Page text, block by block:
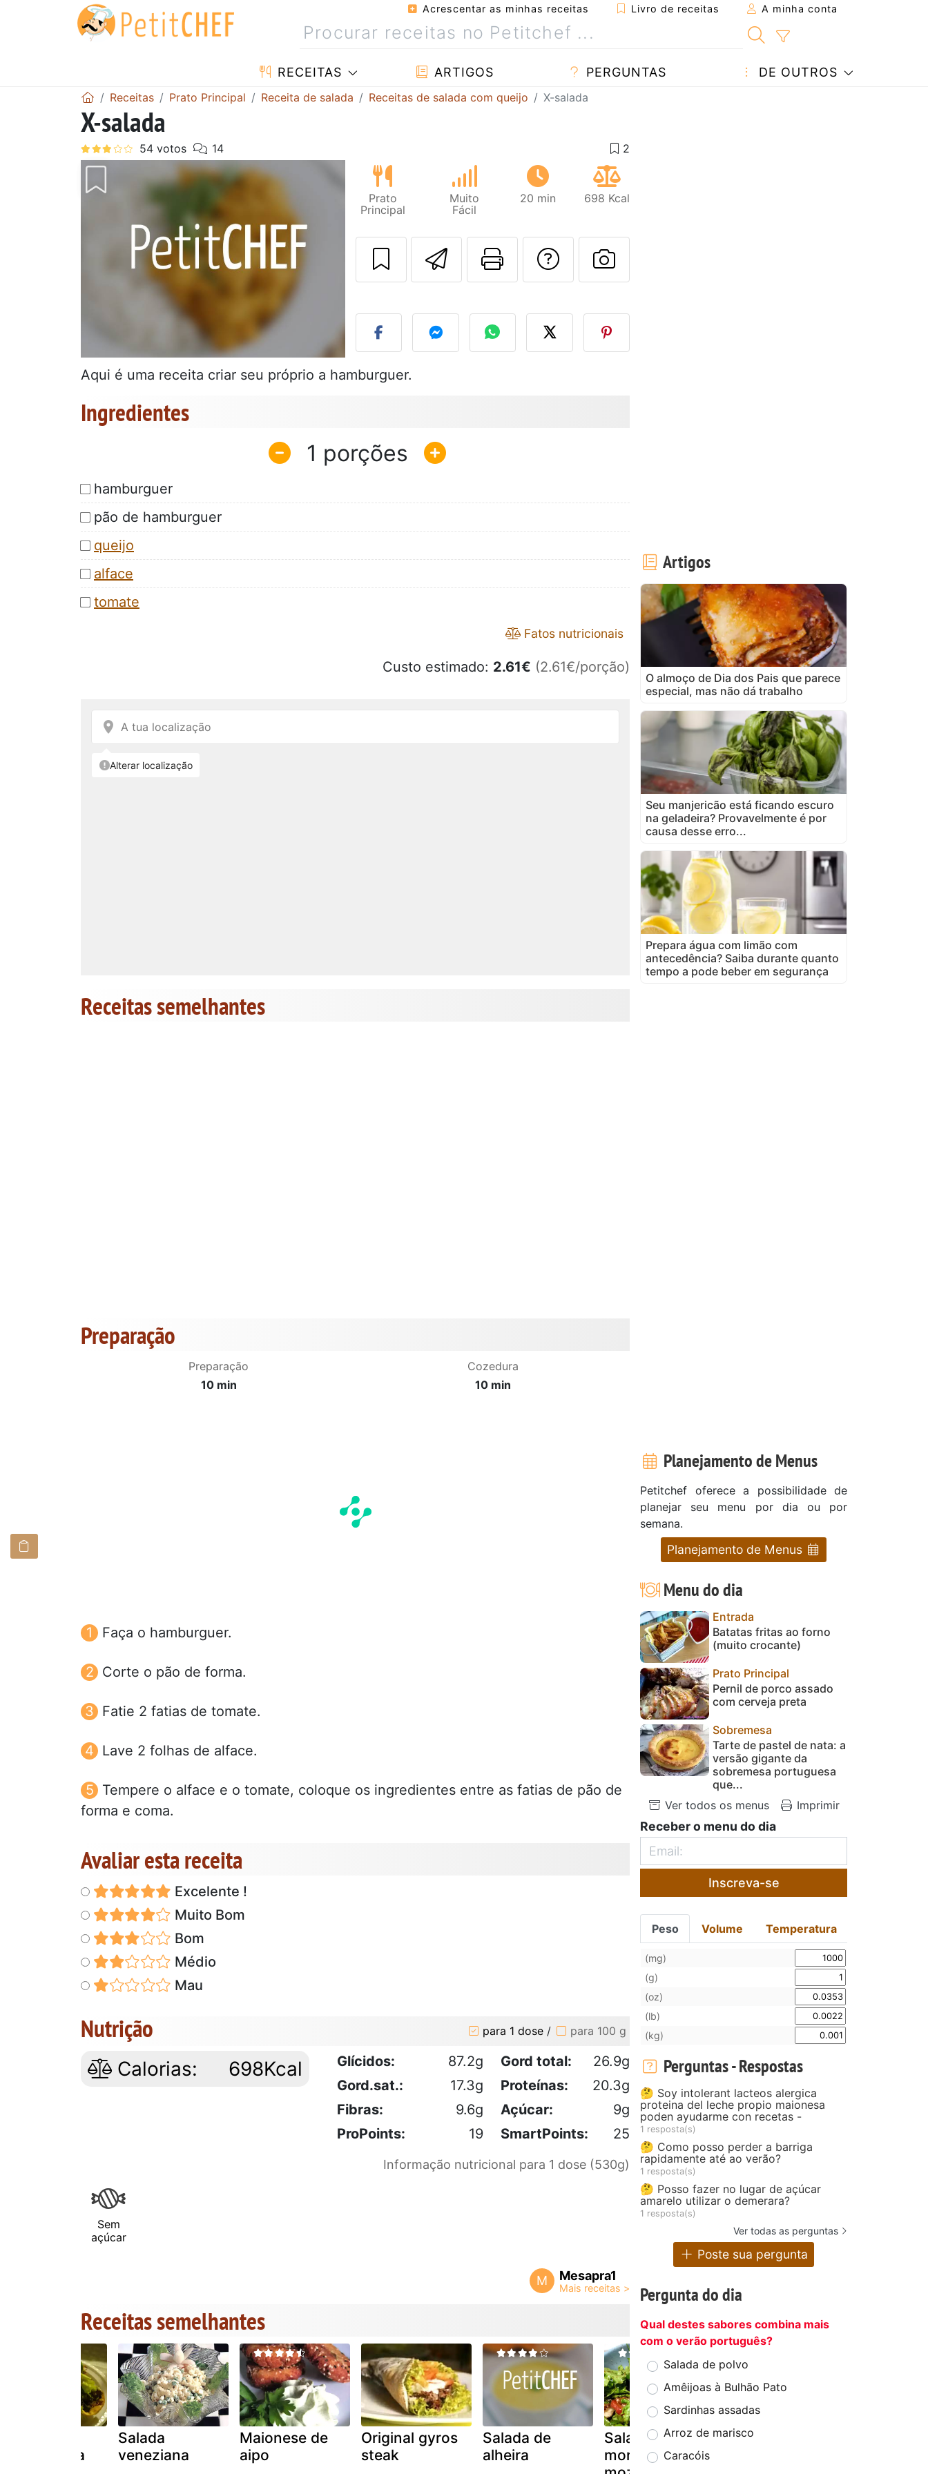
Acrescentar as minhas receitas Livro de receitas A minha conta
RECEITAS ARTIGOS PERGUNTAS DE OUTROS
Receitas Prato Principal Receita de salada Receitas de salada com queijo X-salada
X-salada
Prato
Principal
Muito
Fácil
20 min 698 Kcal
Enviar esta receita a um amigo
Imprima esta página
Falar com o autor da receita
Fez esta receita? Compartilhe
Aqui é uma receita criar seu próprio a hamburguer.
Ingredientes
1
hamburguer
pão de hamburguer
queijo
alface
tomate
Fatos nutricionais
Custo estimado: 2.61€ (2.61€/porção)
Receitas semelhantes
Preparação
Preparação
10 min
Cozedura
10 min
Faça o hamburguer.
Corte o pão de forma.
Fatie 2 fatias de tomate.
Lave 2 folhas de alface.
Tempere o alface e o tomate, coloque os ingredientes entre as fatias de pão de
forma e coma.
Avaliar esta receita
Excelente !
Muito Bom
Bom
Médio
Mau
Nutrição para 1 dose / para 100 g
Calorias: 698Kcal Glícidos: 87.2g Gord total:
26.9g
Gord.sat.:
17.3g Proteínas:
20.3g
Fibras:
9.6g Açúcar:
9g
ProPoints:
19 SmartPoints: 25
Informação nutricional para 1 dose (530g)
Sem
açúcar
M Mesapra1
Receitas semelhantes
da
Salada
veneziana
Maionese de
aipo
Original gyros
steak
Salada de
alheira
Salada de
morangos e
Salada caesar
Artigos
O almoço de Dia dos Pais que parece
especial, mas não dá trabalho
Seu manjericão está ficando escuro
na geladeira? Provavelmente é por
causa desse erro...
Prepara água com limão com
antecedência? Saiba durante quanto
tempo a pode beber em segurança
Planejamento de Menus
Petitchef oferece a possibilidade de
planejar seu menu por dia ou por
semana.
Planejamento de Menus
Menu do dia
Entrada
Batatas fritas ao forno
(muito crocante)
Prato Principal
Pernil de porco assado
com cerveja preta
Sobremesa
Tarte de pastel de nata: a
versão gigante da
sobremesa portuguesa
que...
Ver todos os menus
Imprimir
Receber o menu do dia
Inscreva-se
Peso Volume Temperatura
(mg)
(g)
(oz)
(lb)
(kg)
Perguntas - Respostas
🤔 Soy intolerant lacteos alergica
proteina del leche propio maionesa
poden ayudarme con recetas -
1 resposta(s)
🤔 Como posso perder a barriga
rapidamente até ao verão?
1 resposta(s)
🤔 Posso fazer no lugar de açúcar
amarelo utilizar o demerara?
1 resposta(s)
Ver todas as perguntas
Poste sua pergunta
Pergunta do dia
Qual destes sabores combina mais
com o verão português?
Salada de polvo
Amêijoas à Bulhão Pato
Sardinhas assadas
Arroz de marisco
Caracóis